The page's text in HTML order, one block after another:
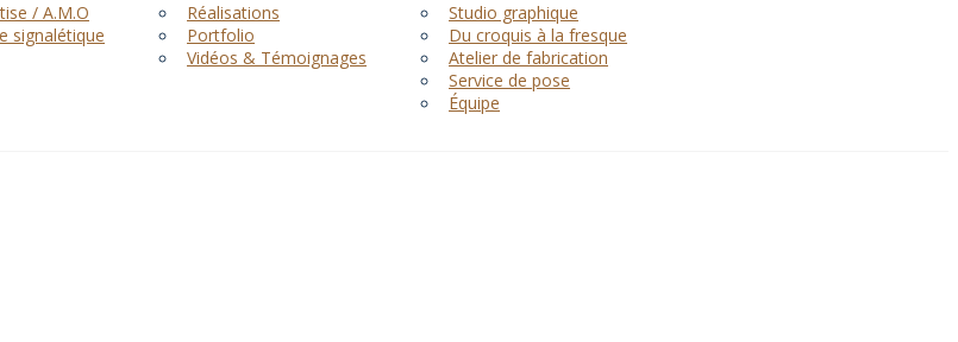
/ A.M.O
signalétique
Réalisations
Portfolio
Vidéos & Témoignages
Studio graphique
Du croquis à la fresque
Atelier de fabrication
Service de pose
Équipe